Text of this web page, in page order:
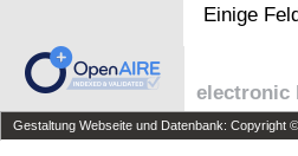
Einige
electronic
Gestaltung Webseite und Datenbank: Copyright